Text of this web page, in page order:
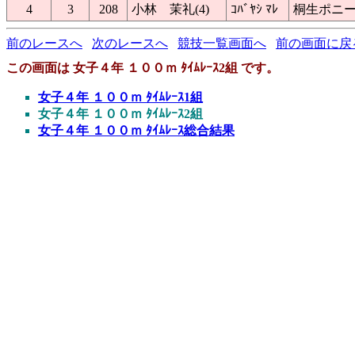
4
3 208 小林 茉礼(4) ｺﾊﾞﾔｼ ﾏﾚ 桐生ポニ
前のレースへ 次のレースへ 競技一覧画面へ
前の画面に戻
この画面は 女子４年 １００ｍ ﾀｲﾑﾚｰｽ2組 です。
女子４年 １００ｍ ﾀｲﾑﾚｰｽ1組
女子４年 １００ｍ ﾀｲﾑﾚｰｽ2組
女子４年 １００ｍ ﾀｲﾑﾚｰｽ総合結果